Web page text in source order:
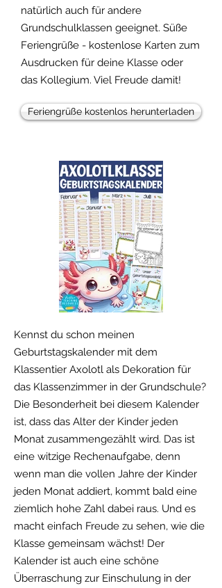
natürlich auch für andere
Grundschulklassen geeignet. Süße
Feriengrüße - kostenlose Karten zum
Ausdrucken für deine Klasse oder
das Kollegium. Viel Freude damit!
Feriengrüße kostenlos herunterladen
Kennst du schon meinen
Geburtstagskalender mit dem
Klassentier Axolotl als Dekoration für
das Klassenzimmer in der Grundschule?
Die Besonderheit bei diesem Kalender
ist, dass das Alter der Kinder jeden
Monat zusammengezählt wird. Das ist
eine witzige Rechenaufgabe, denn
wenn man die vollen Jahre der Kinder
jeden Monat addiert, kommt bald eine
ziemlich hohe Zahl dabei raus. Und es
macht einfach Freude zu sehen, wie die
Klasse gemeinsam wächst! Der
Kalender ist auch eine schöne
Überraschung zur Einschulung in der